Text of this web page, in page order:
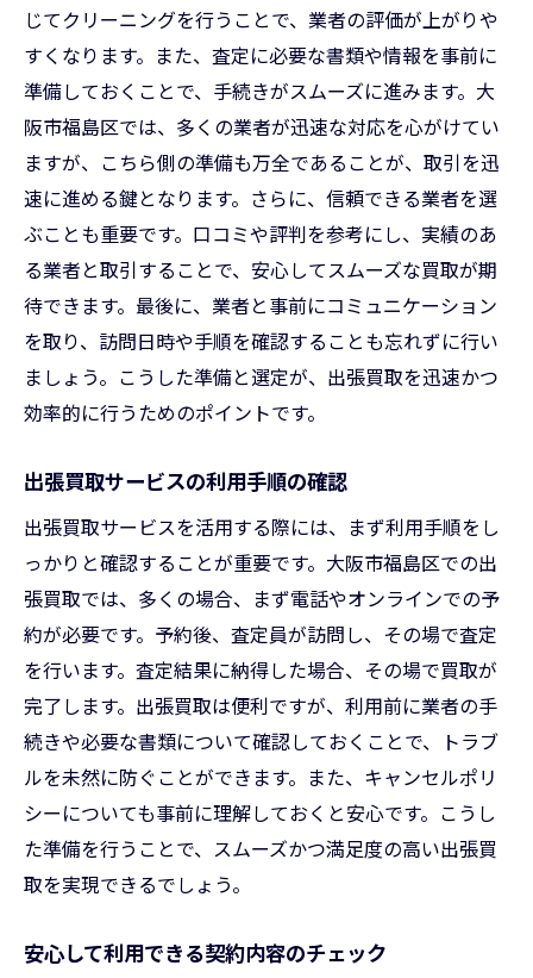
じてクリーニングを行うことで、業者の評価が上がりや
すくなります。また、査定に必要な書類や情報を事前に
準備しておくことで、手続きがスムーズに進みます。大
阪市福島区では、多くの業者が迅速な対応を心がけてい
ますが、こちら側の準備も万全であることが、取引を迅
速に進める鍵となります。さらに、信頼できる業者を選
ぶことも重要です。口コミや評判を参考にし、実績のあ
る業者と取引することで、安心してスムーズな買取が期
待できます。最後に、業者と事前にコミュニケーション
を取り、訪問日時や手順を確認することも忘れずに行い
ましょう。こうした準備と選定が、出張買取を迅速かつ
効率的に行うためのポイントです。
出張買取サービスの利用手順の確認
出張買取サービスを活用する際には、まず利用手順をし
っかりと確認することが重要です。大阪市福島区での出
張買取では、多くの場合、まず電話やオンラインでの予
約が必要です。予約後、査定員が訪問し、その場で査定
を行います。査定結果に納得した場合、その場で買取が
完了します。出張買取は便利ですが、利用前に業者の手
続きや必要な書類について確認しておくことで、トラブ
ルを未然に防ぐことができます。また、キャンセルポリ
シーについても事前に理解しておくと安心です。こうし
た準備を行うことで、スムーズかつ満足度の高い出張買
取を実現できるでしょう。
安心して利用できる契約内容のチェック